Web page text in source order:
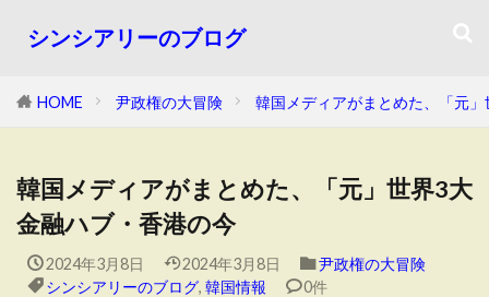
シンシアリーのブログ
HOME 尹政権の大冒険 韓国メディアがまとめた、「元
韓国メディアがまとめた、「元」世界3大
金融ハブ・香港の今
2024年3月8日 2024年3月8日
尹政権の大冒険
シンシアリーのブログ, 韓国情報 0件